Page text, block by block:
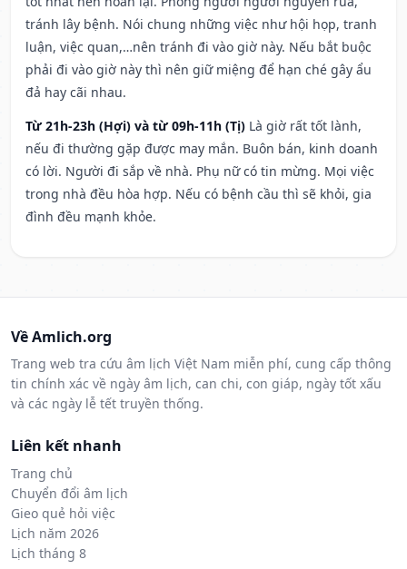
tránh lây bệnh. Nói chung những việc như hội họp, tranh
luận, việc quan,…nên tránh đi vào giờ này. Nếu bắt buộc
phải đi vào giờ này thì nên giữ miệng để hạn ché gây ẩu
đả hay cãi nhau.
Từ 21h-23h (Hợi) và từ 09h-11h (Tị) Là giờ rất tốt lành,
nếu đi thường gặp được may mắn. Buôn bán, kinh doanh
có lời. Người đi sắp về nhà. Phụ nữ có tin mừng. Mọi việc
trong nhà đều hòa hợp. Nếu có bệnh cầu thì sẽ khỏi, gia
đình đều mạnh khỏe.
Về Amlich.org
Trang web tra cứu âm lịch Việt Nam miễn phí, cung cấp thông
tin chính xác về ngày âm lịch, can chi, con giáp, ngày tốt xấu
và các ngày lễ tết truyền thống.
Liên kết nhanh
Trang chủ
Chuyển đổi âm lịch
Gieo quẻ hỏi việc
Lịch năm 2026
Lịch tháng 8